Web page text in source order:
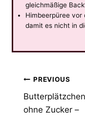
gleichmäßige
Himbeerpüree vor
damit es nicht in
Post
navigation
PREVIOUS
Butterplätzchen
ohne Zucker –